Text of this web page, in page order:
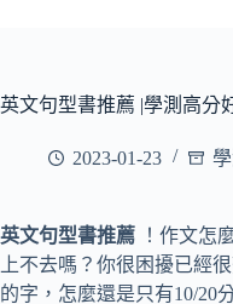
英文句型書推薦 |學測高分
2023-01-23
英文句型書推薦
！作文怎
上不去嗎？你很困擾已經
的字，怎麼還是只有10/20